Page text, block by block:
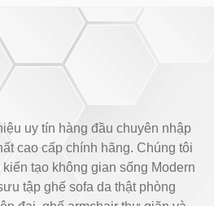
uy tín hàng đầu chuyên nhập
cao cấp chính hãng. Chúng tôi
tạo không gian sống Modern
tập ghế sofa da thật phòng